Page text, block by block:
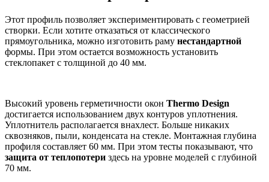
Этот профиль позволяет экспериментировать с геометрией
створки. Если хотите отказаться от классического
прямоугольника, можно изготовить раму нестандартной
формы. При этом остается возможность установить
стеклопакет с толщиной до 40 мм.
Высокий уровень герметичности окон Thermo Design
достигается использованием двух контуров уплотнения.
Уплотнитель располагается внахлест. Больше никаких
сквозняков, пыли, конденсата на стекле. Монтажная глубина
профиля составляет 60 мм. При этом тесты показывают, что
защита от теплопотери здесь на уровне моделей с глубиной
70 мм.